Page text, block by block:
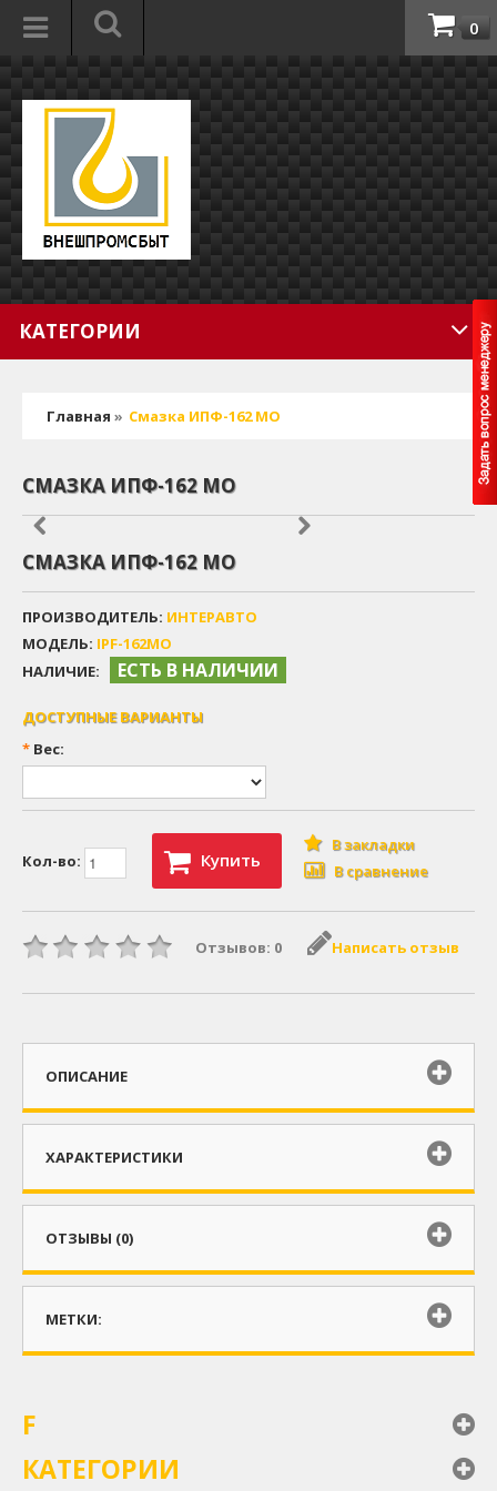
0
КАТЕГОРИИ
Главная » Смазка ИПФ-162 МО
СМАЗКА ИПФ-162 МО
СМАЗКА ИПФ-162 МО
ПРОИЗВОДИТЕЛЬ: ИНТЕРАВТО
МОДЕЛЬ: IPF-162MO
НАЛИЧИЕ:
ЕСТЬ В НАЛИЧИИ
ДОСТУПНЫЕ ВАРИАНТЫ
* Вес:
Кол-во: Купить
В закладки
В сравнение
Отзывов: 0 Написать отзыв
ОПИСАНИЕ
ХАРАКТЕРИСТИКИ
ОТЗЫВЫ (0)
МЕТКИ:
F
КАТЕГОРИИ